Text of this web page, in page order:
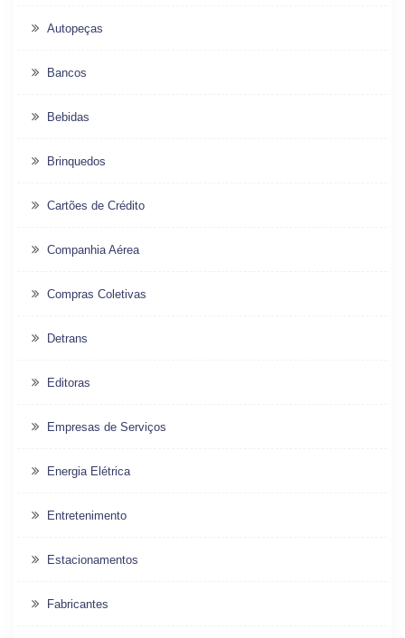
Autopeças
Bancos
Bebidas
Brinquedos
Cartões de Crédito
Companhia Aérea
Compras Coletivas
Detrans
Editoras
Empresas de Serviços
Energia Elétrica
Entretenimento
Estacionamentos
Fabricantes